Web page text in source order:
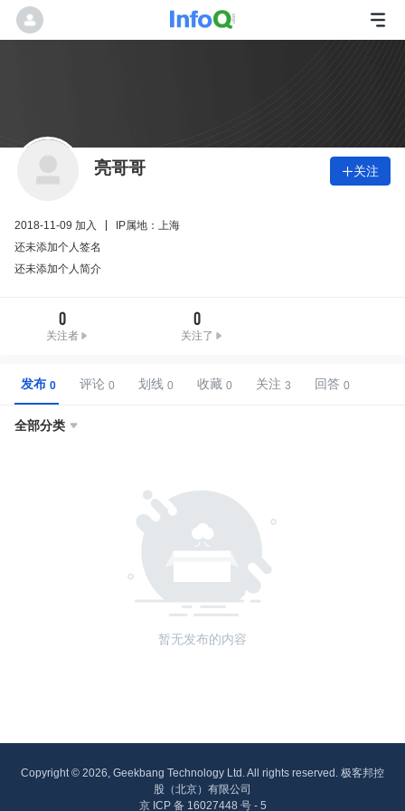
亮哥哥 关注
2018-11-09 加入
IP属地：上海
还未添加个人签名
还未添加个人简介
0
关注者
0
关注了
发布 评论 划线 收藏 关注 回答
全部分类 
暂无发布的内容
Copyright © 2026, Geekbang Technology Ltd. All rights reserved. 极客邦控
股（北京）有限公司
京 ICP 备 16027448 号 - 5